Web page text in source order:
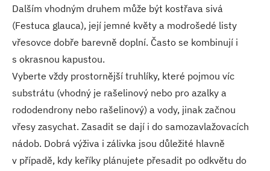
Dalším vhodným druhem může být kostřava sivá
(Festuca glauca), její jemné květy a modrošedé listy
vřesovce dobře barevně doplní. Často se kombinují i
s okrasnou kapustou.
Vyberte vždy prostornější truhlíky, které pojmou víc
substrátu (vhodný je rašelinový nebo pro azalky a
rododendrony nebo rašelinový) a vody, jinak začnou
vřesy zasychat. Zasadit se dají i do samozavlažovacích
nádob. Dobrá výživa i zálivka jsou důležité hlavně
v případě, kdy keříky plánujete přesadit po odkvětu do